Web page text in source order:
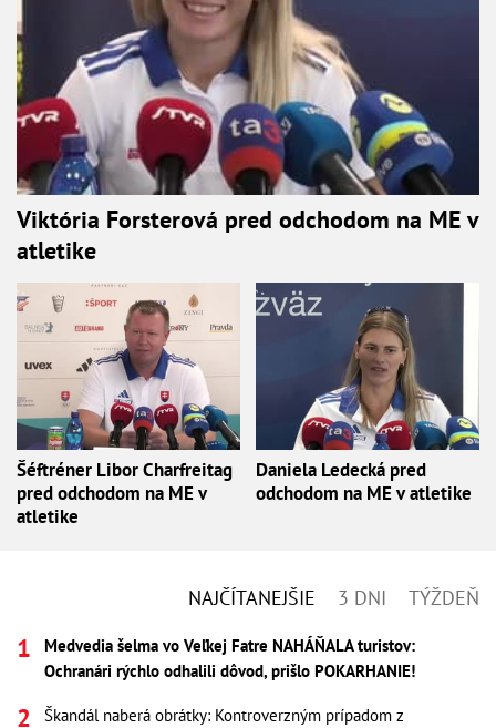
Viktória Forsterová pred odchodom na ME v
atletike
Šéftréner Libor Charfreitag
pred odchodom na ME v
atletike
Daniela Ledecká pred
odchodom na ME v atletike
NAJČÍTANEJŠIE 3 DNI TÝŽDEŇ
Medvedia šelma vo Veľkej Fatre NAHÁŇALA turistov:
Ochranári rýchlo odhalili dôvod, prišlo POKARHANIE!
Škandál naberá obrátky: Kontroverzným prípadom z